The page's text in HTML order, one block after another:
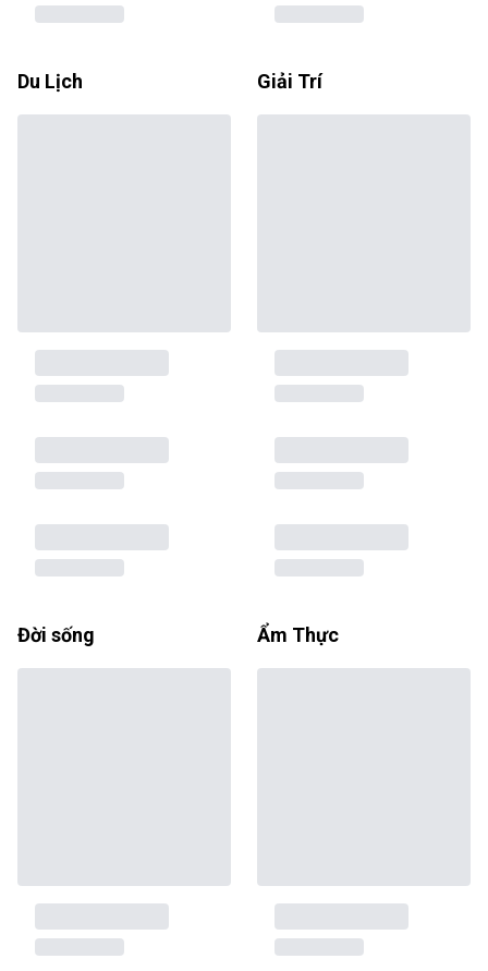
Du Lịch Giải Trí
Đời sống Ẩm Thực